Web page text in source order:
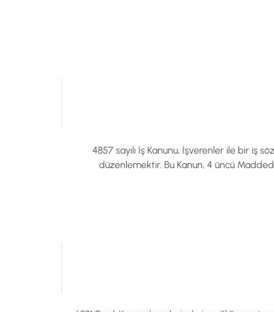
4857 sayılı İş Kanunu, İşverenler ile bir iş
düzenlemektir. Bu Kanun, 4 üncü